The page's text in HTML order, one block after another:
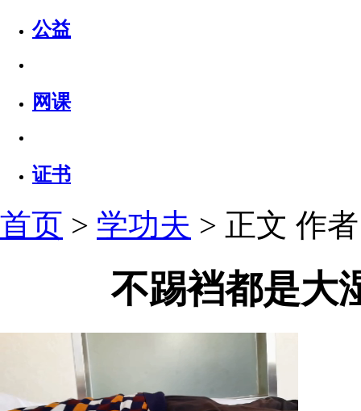
公益
网课
证书
首页 > 学功夫 > 正文 作
不踢裆都是大